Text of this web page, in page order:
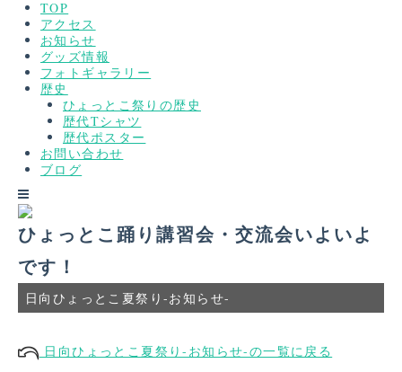
TOP
アクセス
お知らせ
グッズ情報
フォトギャラリー
歴史
ひょっとこ祭りの歴史
歴代Tシャツ
歴代ポスター
お問い合わせ
ブログ
ひょっとこ踊り講習会・交流会いよいよ
です！
日向ひょっとこ夏祭り-お知らせ-
日向ひょっとこ夏祭り-お知らせ-の一覧に戻る